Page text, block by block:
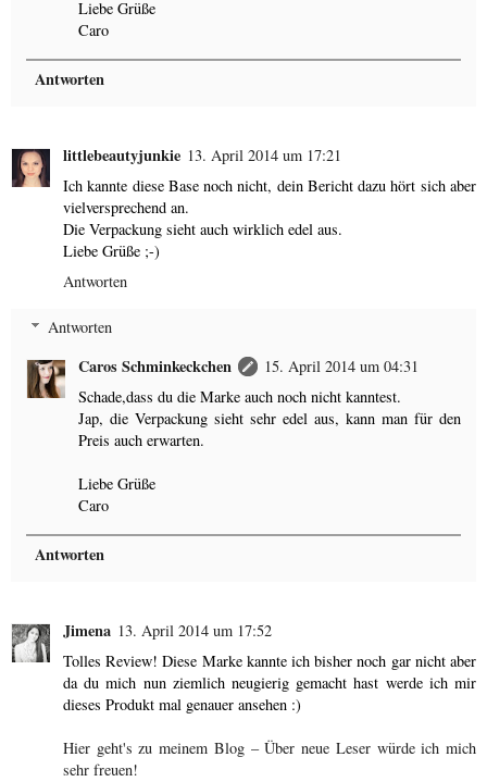
Liebe Grüße
Caro
Antworten
littlebeautyjunkie 13. April 2014 um 17:21
Ich kannte diese Base noch nicht, dein Bericht dazu hört sich aber
vielversprechend an.
Die Verpackung sieht auch wirklich edel aus.
Liebe Grüße ;-)
Antworten
Antworten
Caros Schminkeckchen
15. April 2014 um 04:31
Schade,dass du die Marke auch noch nicht kanntest.
Jap, die Verpackung sieht sehr edel aus, kann man für den
Preis auch erwarten.
Liebe Grüße
Caro
Antworten
Jimena 13. April 2014 um 17:52
Tolles Review! Diese Marke kannte ich bisher noch gar nicht aber
da du mich nun ziemlich neugierig gemacht hast werde ich mir
dieses Produkt mal genauer ansehen :)
Hier geht's zu meinem Blog – Über neue Leser würde ich mich
sehr freuen!